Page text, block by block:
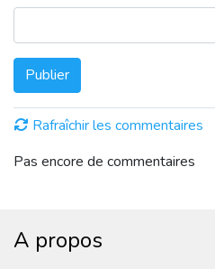
Publier
Rafraîchir les commentaires
Pas encore de commentaires
A propos